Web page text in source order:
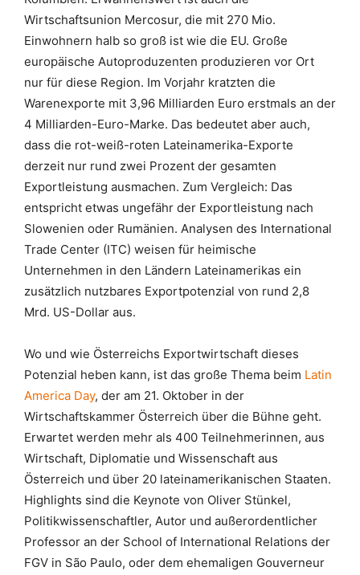
Wirtschaftsunion Mercosur, die mit 270 Mio.
Einwohnern halb so groß ist wie die EU. Große
europäische Autoproduzenten produzieren vor Ort
nur für diese Region. Im Vorjahr kratzten die
Warenexporte mit 3,96 Milliarden Euro erstmals an der
4 Milliarden-Euro-Marke. Das bedeutet aber auch,
dass die rot-weiß-roten Lateinamerika-Exporte
derzeit nur rund zwei Prozent der gesamten
Exportleistung ausmachen. Zum Vergleich: Das
entspricht etwas ungefähr der Exportleistung nach
Slowenien oder Rumänien. Analysen des International
Trade Center (ITC) weisen für heimische
Unternehmen in den Ländern Lateinamerikas ein
zusätzlich nutzbares Exportpotenzial von rund 2,8
Mrd. US-Dollar aus.
Wo und wie Österreichs Exportwirtschaft dieses
Potenzial heben kann, ist das große Thema beim Latin
America Day, der am 21. Oktober in der
Wirtschaftskammer Österreich über die Bühne geht.
Erwartet werden mehr als 400 Teilnehmerinnen, aus
Wirtschaft, Diplomatie und Wissenschaft aus
Österreich und über 20 lateinamerikanischen Staaten.
Highlights sind die Keynote von Oliver Stünkel,
Politikwissenschaftler, Autor und außerordentlicher
Professor an der School of International Relations der
FGV in São Paulo, oder dem ehemaligen Gouverneur